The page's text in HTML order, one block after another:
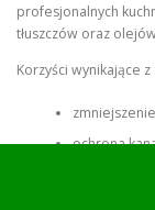
profesjonalnych
tłuszczów oraz
Korzyści wynikające
ochrona